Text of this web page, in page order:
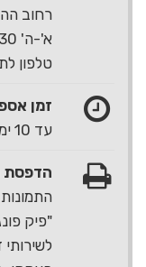
רחוב ההגנה 40
א'-ה' 17:30 - 8:30
טלפון
זמן
עד 10 ימי עסקים (במשלוח או באיסוף עצמי)
הדפסת
"פיק